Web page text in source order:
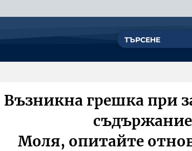
Възникна грешка при
Моля, опитайте